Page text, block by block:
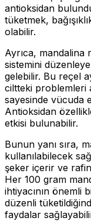
antioksidan
tüketmek,
olabilir.
Ayrıca, mandalina
sistemini
gelebilir. Bu reçel
ciltteki problemleri
sayesinde vücuda
Antioksidan
etkisi bulunabilir.
Bunun yanı sıra,
kullanılabilecek
şeker içerir ve
Her 100 gram
ihtiyacının önemli
düzenli
faydalar